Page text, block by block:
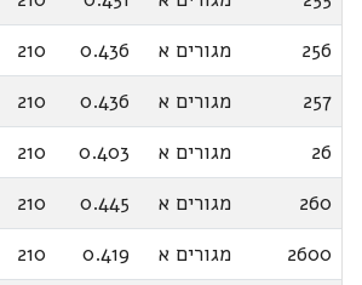
256
מגורים א 0.436
210
257
מגורים א 0.436
210
26
מגורים א 0.403
210
260
מגורים א 0.445
210
2600
מגורים א 0.419
210